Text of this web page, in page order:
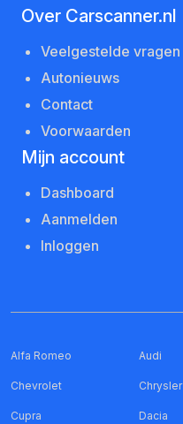
Over Carscanner.nl
Veelgestelde vragen
Autonieuws
Contact
Voorwaarden
Mijn account
Dashboard
Aanmelden
Inloggen
Alfa Romeo Audi
Chevrolet Chrysler
Cupra Dacia